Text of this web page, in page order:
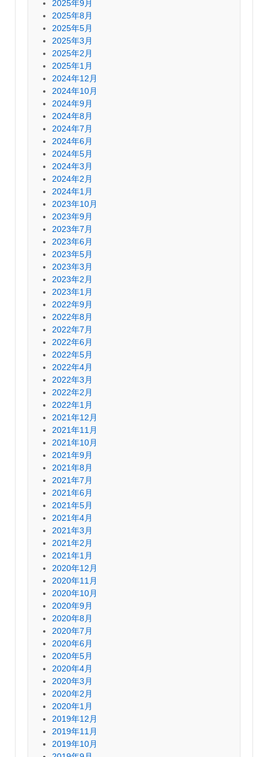
2025年9月
2025年8月
2025年5月
2025年3月
2025年2月
2025年1月
2024年12月
2024年10月
2024年9月
2024年8月
2024年7月
2024年6月
2024年5月
2024年3月
2024年2月
2024年1月
2023年10月
2023年9月
2023年7月
2023年6月
2023年5月
2023年3月
2023年2月
2023年1月
2022年9月
2022年8月
2022年7月
2022年6月
2022年5月
2022年4月
2022年3月
2022年2月
2022年1月
2021年12月
2021年11月
2021年10月
2021年9月
2021年8月
2021年7月
2021年6月
2021年5月
2021年4月
2021年3月
2021年2月
2021年1月
2020年12月
2020年11月
2020年10月
2020年9月
2020年8月
2020年7月
2020年6月
2020年5月
2020年4月
2020年3月
2020年2月
2020年1月
2019年12月
2019年11月
2019年10月